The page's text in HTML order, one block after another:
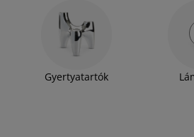
Gyertyatartók